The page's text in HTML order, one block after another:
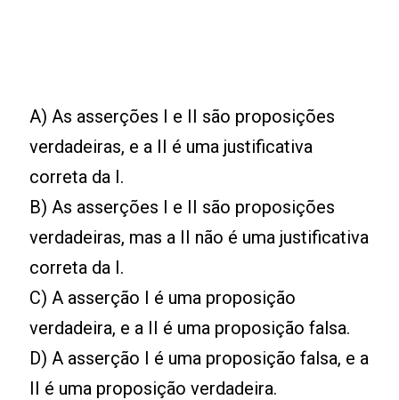
A) As asserções I e II são proposições
verdadeiras, e a II é uma justificativa
correta da I.
B) As asserções I e II são proposições
verdadeiras, mas a II não é uma justificativa
correta da I.
C) A asserção I é uma proposição
verdadeira, e a II é uma proposição falsa.
D) A asserção I é uma proposição falsa, e a
II é uma proposição verdadeira.